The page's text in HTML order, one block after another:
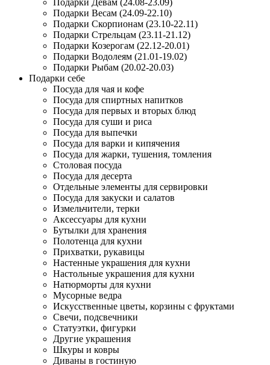
Подарки Девам (24.08-23.09)
Подарки Весам (24.09-22.10)
Подарки Скорпионам (23.10-22.11)
Подарки Стрельцам (23.11-21.12)
Подарки Козерогам (22.12-20.01)
Подарки Водолеям (21.01-19.02)
Подарки Рыбам (20.02-20.03)
Подарки себе
Посуда для чая и кофе
Посуда для спиртных напитков
Посуда для первых и вторых блюд
Посуда для суши и риса
Посуда для выпечки
Посуда для варки и кипячения
Посуда для жарки, тушения, томления
Столовая посуда
Посуда для десерта
Отдельные элементы для сервировки
Посуда для закуски и салатов
Измельчители, терки
Аксессуары для кухни
Бутылки для хранения
Полотенца для кухни
Прихватки, рукавицы
Настенные украшения для кухни
Настольные украшения для кухни
Натюрморты для кухни
Мусорные ведра
Искусственные цветы, корзины с фруктами
Свечи, подсвечники
Статуэтки, фигурки
Другие украшения
Шкуры и ковры
Диваны в гостиную